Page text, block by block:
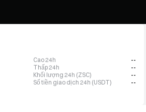
Cao 24h
--
Thấp 24h
--
Khối lượng 24h (ZSC)
--
Số tiền giao dịch 24h (USDT)
--